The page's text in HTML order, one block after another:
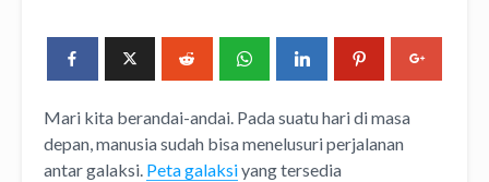
Mari kita berandai-andai. Pada suatu hari di masa
depan, manusia sudah bisa menelusuri perjalanan
antar galaksi. Peta galaksiyang tersedia